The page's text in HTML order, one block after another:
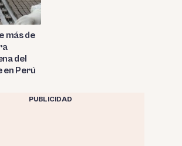
más de
del
en Perú
PUBLICIDAD